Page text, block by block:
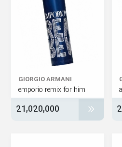
GIORGIO ARMANI
emporio remix for him
21,020,000